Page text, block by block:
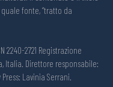
fonte, “tratto da
2240-2721 Registrazione
Italia. Direttore responsabile:
Lavinia Serrani.